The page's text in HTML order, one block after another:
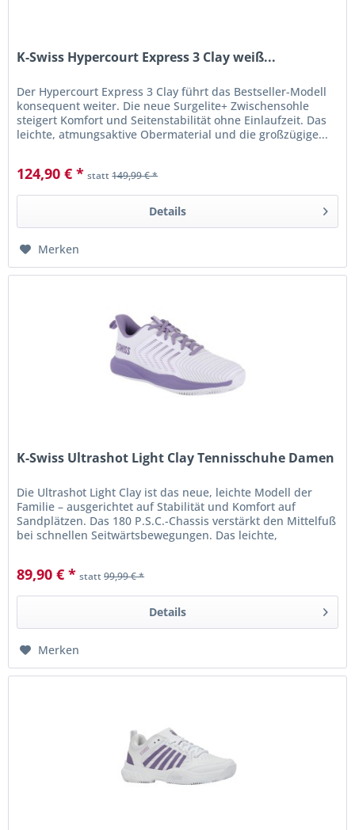
K-Swiss Hypercourt Express 3 Clay weiß...
Der Hypercourt Express 3 Clay führt das Bestseller-Modell
konsequent weiter. Die neue Surgelite+ Zwischensohle
steigert Komfort und Seitenstabilität ohne Einlaufzeit. Das
leichte, atmungsaktive Obermaterial und die großzügige...
124,90 € * statt149,99 € *
Details
Merken
K-Swiss Ultrashot Light Clay Tennisschuhe Damen
Die Ultrashot Light Clay ist das neue, leichte Modell der
Familie – ausgerichtet auf Stabilität und Komfort auf
Sandplätzen. Das 180 P.S.C.-Chassis verstärkt den Mittelfuß
bei schnellen Seitwärtsbewegungen. Das leichte,
89,90 € * statt99,99 € *
Details
Merken